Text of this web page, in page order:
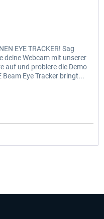
35,69 € *
EYE TRACKER! Sag
deine Webcam mit unserer
auf und probiere die Demo
Beam Eye Tracker bringt...